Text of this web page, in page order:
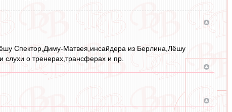
Спектор,Диму-Матвея,инсайдера из Берлина,Лёшу
о тренерах,трансферах и пр.